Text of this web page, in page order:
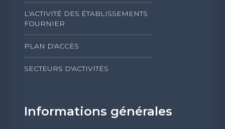
L'ACTIVITÉ DES ÉTABLISSEMENTS
FOURNIER
PLAN D'ACCÈS
SECTEURS D'ACTIVITÉS
Informations générales